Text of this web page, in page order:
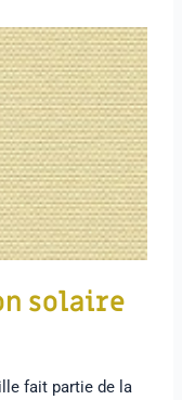
solaire
fait partie de la